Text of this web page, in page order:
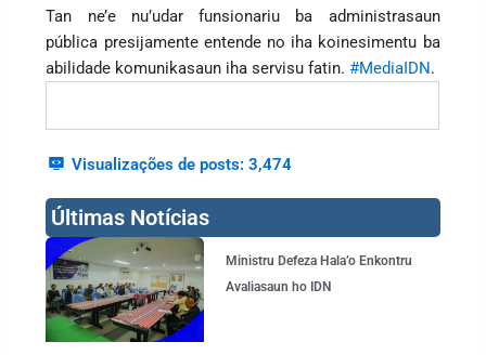
Tan ne’e nu’udar funsionariu ba administrasaun
pública presijamente entende no iha koinesimentu ba
abilidade komunikasaun iha servisu fatin.#MediaIDN.
Visualizações de posts: 3,474
Últimas Notícias
Ministru Defeza Hala’o Enkontru
Avaliasaun ho IDN
Page